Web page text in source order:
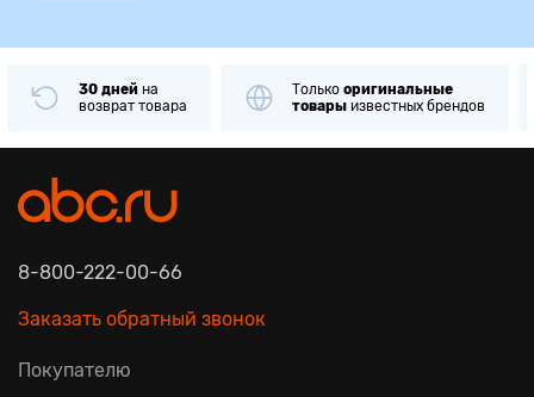
30 дней на
возврат товара
Только оригинальные
товары известных брендов
8-800-222-00-66
Заказать обратный звонок
Покупателю